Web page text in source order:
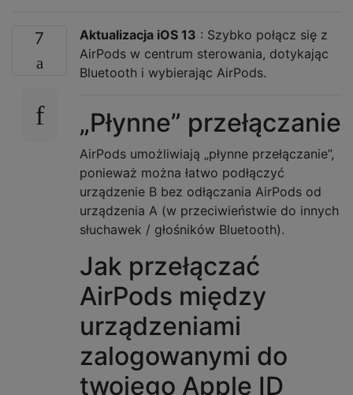
7 Aktualizacja iOS 13 : Szybko połącz się z
AirPods w centrum sterowania, dotykając
Bluetooth i wybierając AirPods.
„Płynne” przełączanie
AirPods umożliwiają „płynne przełączanie”,
ponieważ można łatwo podłączyć
urządzenie B bez odłączania AirPods od
urządzenia A (w przeciwieństwie do innych
słuchawek / głośników Bluetooth).
Jak przełączać
AirPods między
urządzeniami
zalogowanymi do
twojego Apple ID